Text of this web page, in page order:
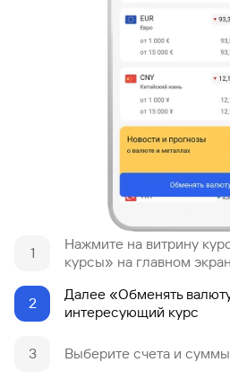
1
Нажмите на витрину
курсы» на главном
2
Далее «Обменять
интересующий курс
3 Выберите счета и суммы